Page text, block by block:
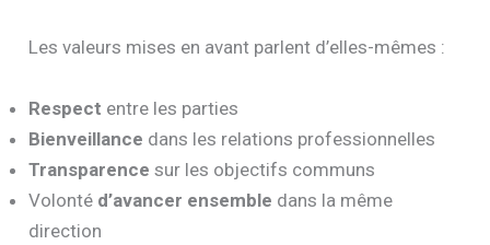
Les valeurs mises en avant parlent d’elles-mêmes :
Respect entre les parties
Bienveillance dans les relations professionnelles
Transparence sur les objectifs communs
Volonté d’avancer ensemble dans la même
direction